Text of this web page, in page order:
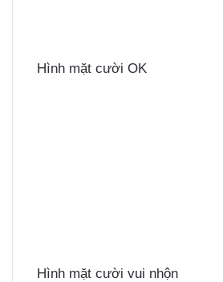
Hình mặt cười OK
Hình mặt cười vui nhộn